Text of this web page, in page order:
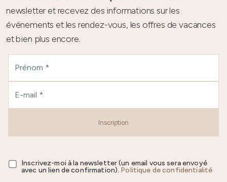
newsletter et recevez des informations sur les
événements et les rendez-vous, les offres de vacances
et bien plus encore.
Inscription
Inscrivez-moi à la newsletter (un email vous sera envoyé
avec un lien de confirmation). Politique de confidentialité